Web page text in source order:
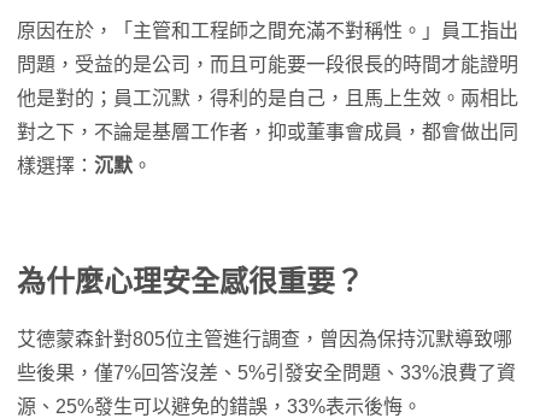
原因在於，「主管和工程師之間充滿不對稱性。」員工指出
問題，受益的是公司，而且可能要一段很長的時間才能證明
他是對的；員工沉默，得利的是自己，且馬上生效。兩相比
對之下，不論是基層工作者，抑或董事會成員，都會做出同
樣選擇： 沉默 。
為什麼心理安全感很重要？
艾德蒙森針對805位主管進行調查，曾因為保持沉默導致哪
些後果，僅7%回答沒差、5%引發安全問題、33%浪費了資
源、25%發生可以避免的錯誤，33%表示後悔。